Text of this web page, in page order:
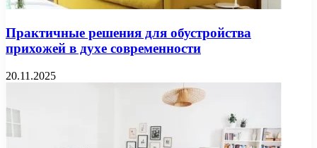
Практичные решения для обустройства
прихожей в духе современности
20.11.2025